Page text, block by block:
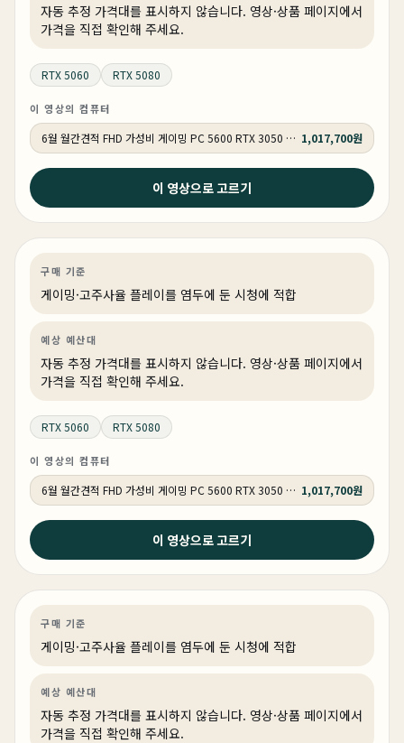
자동 추정 가격대를 표시하지 않습니다. 영상·상품 페이지에서
가격을 직접 확인해 주세요.
RTX 5060 RTX 5080
이 영상의 컴퓨터
6월 월간견적 FHD 가성비 게이밍 PC 5600 RTX 3050 GY509 1,017,700원
이 영상으로 고르기
2026년 6월 21일
왜 비싼거 사요? 이거면 충분합니다. 롤, 발로란트, 배그
다 잘 됩니다.
구매 기준
게이밍·고주사율 플레이를 염두에 둔 시청에 적합
예상 예산대
자동 추정 가격대를 표시하지 않습니다. 영상·상품 페이지에서
가격을 직접 확인해 주세요.
RTX 5060 RTX 5080
이 영상의 컴퓨터
6월 월간견적 FHD 가성비 게이밍 PC 5600 RTX 3050 GY509 1,017,700원
이 영상으로 고르기
2026년 6월 6일
6월 조립 컴퓨터 추천 견적 | 최악의 상반기 결산 | 성능검
증 100% 완료 !
구매 기준
게이밍·고주사율 플레이를 염두에 둔 시청에 적합
예상 예산대
자동 추정 가격대를 표시하지 않습니다. 영상·상품 페이지에서
가격을 직접 확인해 주세요.